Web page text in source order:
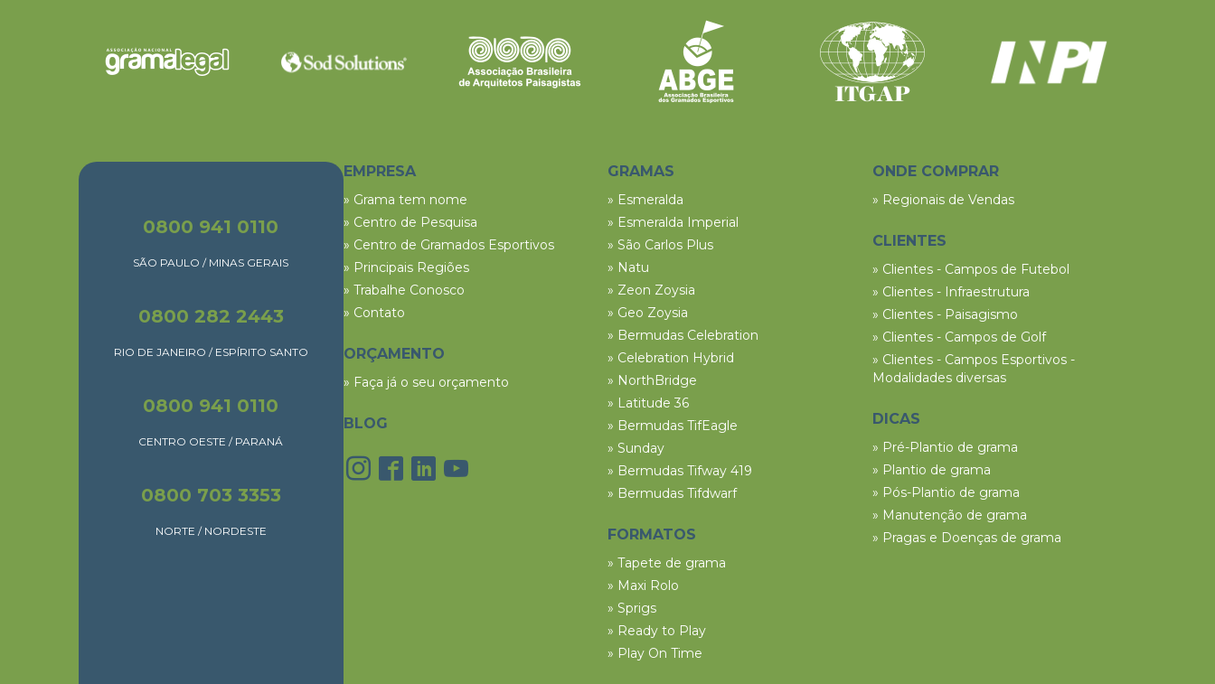
0800 941 0110
SÃO PAULO / MINAS GERAIS
0800 282 2443
RIO DE JANEIRO / ESPÍRITO SANTO
0800 941 0110
CENTRO OESTE / PARANÁ
0800 703 3353
NORTE / NORDESTE
EMPRESA
» Grama tem nome
» Centro de Pesquisa
» Centro de Gramados Esportivos
» Principais Regiões
» Trabalhe Conosco
» Contato
ORÇAMENTO
» Faça já o seu orçamento
BLOG
GRAMAS
» Esmeralda
» Esmeralda Imperial
» São Carlos Plus
» Natu
» Zeon Zoysia
» Geo Zoysia
» Bermudas Celebration
» Celebration Hybrid
» NorthBridge
» Latitude 36
» Bermudas TifEagle
» Sunday
» Bermudas Tifway 419
» Bermudas Tifdwarf
FORMATOS
» Tapete de grama
» Maxi Rolo
» Sprigs
» Ready to Play
» Play On Time
ONDE COMPRAR
» Regionais de Vendas
CLIENTES
» Clientes - Campos de Futebol
» Clientes - Infraestrutura
» Clientes - Paisagismo
» Clientes - Campos de Golf
» Clientes - Campos Esportivos -
Modalidades diversas
DICAS
» Pré-Plantio de grama
» Plantio de grama
» Pós-Plantio de grama
» Manutenção de grama
» Pragas e Doenças de grama